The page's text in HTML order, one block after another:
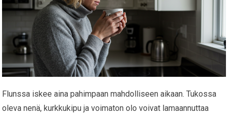
Flunssa iskee aina pahimpaan mahdolliseen aikaan. Tukossa
oleva nenä, kurkkukipu ja voimaton olo voivat lamaannuttaa